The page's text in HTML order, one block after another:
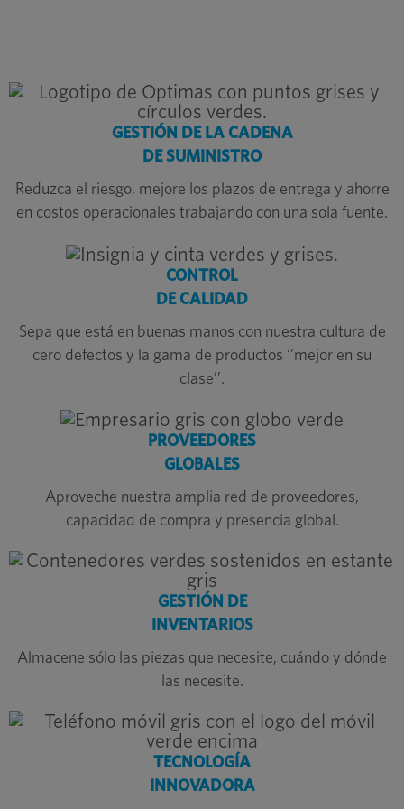
GESTIÓN DE LA CADENA
DE SUMINISTRO
Reduzca el riesgo, mejore los plazos de entrega y ahorre
en costos operacionales trabajando con una sola fuente.
CONTROL
DE CALIDAD
Sepa que está en buenas manos con nuestra cultura de
cero defectos y la gama de productos ‘’mejor en su
clase’’.
PROVEEDORES
GLOBALES
Aproveche nuestra amplia red de proveedores,
capacidad de compra y presencia global.
GESTIÓN DE
INVENTARIOS
Almacene sólo las piezas que necesite, cuándo y dónde
las necesite.
TECNOLOGÍA
INNOVADORA